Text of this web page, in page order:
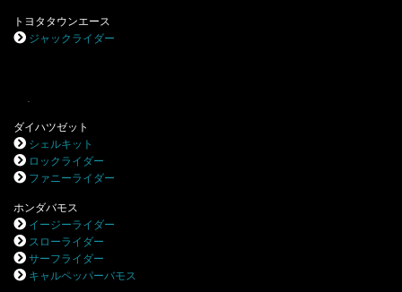
トヨタタウンエース
ジャックライダー
ダイハツゼット
シェルキット
ロックライダー
ファニーライダー
ホンダバモス
イージーライダー
スローライダー
サーフライダー
キャルペッパーバモス